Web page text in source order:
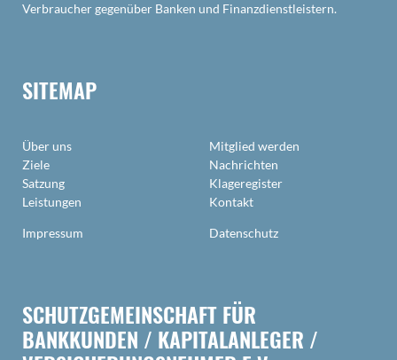
Verbraucher gegenüber Banken und Finanzdienstleistern.
SITEMAP
Über uns
Ziele
Satzung
Leistungen
Impressum
Mitglied werden
Nachrichten
Klageregister
Kontakt
Datenschutz
SCHUTZGEMEINSCHAFT FÜR
BANKKUNDEN / KAPITALANLEGER /